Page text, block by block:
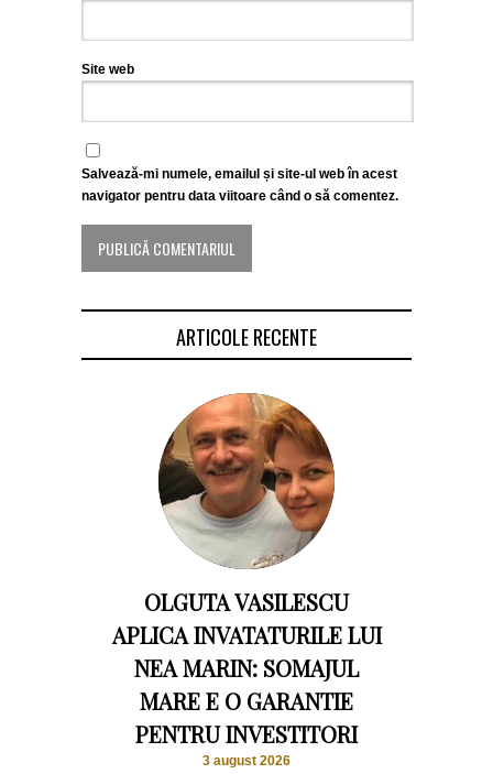
Site web
Salvează-mi numele, emailul și site-ul web în acest
navigator pentru data viitoare când o să comentez.
ARTICOLE RECENTE
OLGUTA VASILESCU
APLICA INVATATURILE LUI
NEA MARIN: SOMAJUL
MARE E O GARANTIE
PENTRU INVESTITORI
3 august 2026